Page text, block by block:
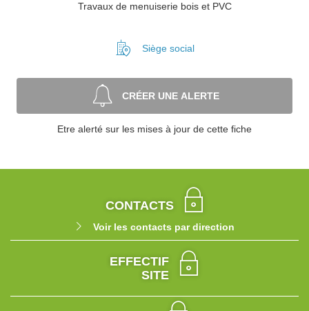
Travaux de menuiserie bois et PVC
Siège social
CRÉER UNE ALERTE
Etre alerté sur les mises à jour de cette fiche
CONTACTS
Voir les contacts par direction
EFFECTIF
SITE